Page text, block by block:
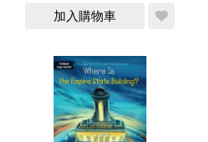
加入購物車